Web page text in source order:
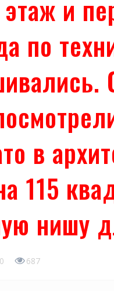
и
по
в
115
нишу
687